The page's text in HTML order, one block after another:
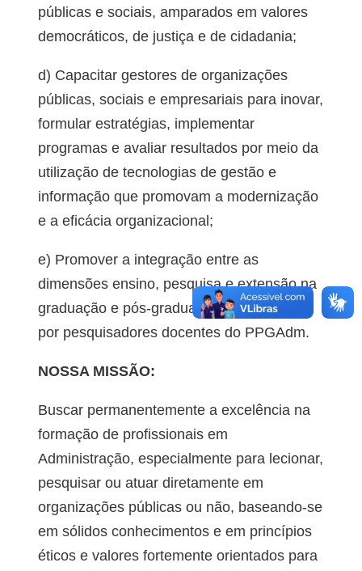
públicas e sociais, amparados em valores
democráticos, de justiça e de cidadania;
d) Capacitar gestores de organizações
públicas, sociais e empresariais para inovar,
formular estratégias, implementar
programas e avaliar resultados por meio da
utilização de tecnologias de gestão e
informação que promovam a modernização
e a eficácia organizacional;
e) Promover a integração entre as
dimensões ensino, pesquisa e extensão na
graduação e pós-graduação, coordenadas
por pesquisadores docentes do PPGAdm.
NOSSA MISSÃO:
Buscar permanentemente a excelência na
formação de profissionais em
Administração, especialmente para lecionar,
pesquisar ou atuar diretamente em
organizações públicas ou não, baseando-se
em sólidos conhecimentos e em princípios
éticos e valores fortemente orientados para